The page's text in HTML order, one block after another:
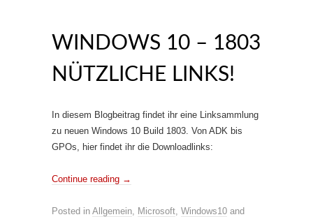
WINDOWS 10 – 1803
NÜTZLICHE LINKS!
In diesem Blogbeitrag findet ihr eine Linksammlung
zu neuen Windows 10 Build 1803. Von ADK bis
GPOs, hier findet ihr die Downloadlinks:
Continue reading →
Posted in Allgemein, Microsoft, Windows10 and